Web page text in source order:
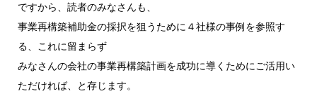
ですから、読者のみなさんも、
事業再構築補助金の採択を狙うために４社様の事例を参照す
る、これに留まらず
みなさんの会社の事業再構築計画を成功に導くためにご活用い
ただければ、と存じます。